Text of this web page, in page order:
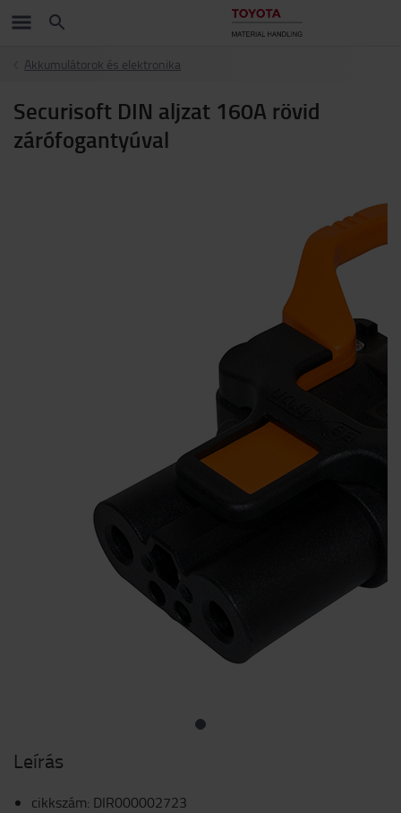
Akkumulátorok és elektronika
Securisoft DIN aljzat 160A rövid
zárófogantyúval
Leírás
cikkszám: DIR000002723